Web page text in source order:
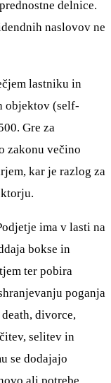
delnice.
naslovov ne
lastniku in
objektov (self-
Gre za
zakonu večino
kar je razlog za
ima v lasti na
bokse in
ter pobira
poganja
divorce,
selitev in
se dodajajo
ali potrebe